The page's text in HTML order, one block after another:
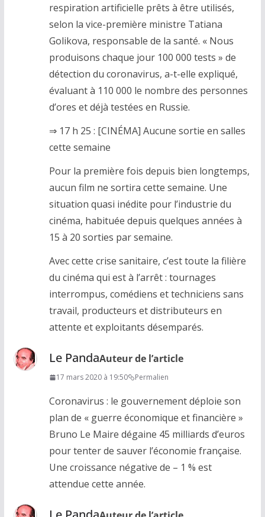
respiration artificielle prêts à être utilisés,
selon la vice-première ministre Tatiana
Golikova, responsable de la santé. « Nous
produisons chaque jour 100 000 tests » de
détection du coronavirus, a-t-elle expliqué,
évaluant à 110 000 le nombre des personnes
d’ores et déjà testées en Russie.
⇒ 17 h 25 : [CINÉMA] Aucune sortie en salles
cette semaine
Pour la première fois depuis bien longtemps,
aucun film ne sortira cette semaine. Une
situation quasi inédite pour l’industrie du
cinéma, habituée depuis quelques années à
15 à 20 sorties par semaine.
Avec cette crise sanitaire, c’est toute la filière
du cinéma qui est à l’arrêt : tournages
interrompus, comédiens et techniciens sans
travail, producteurs et distributeurs en
attente et exploitants désemparés.
Le PandaAuteur de l’article
17 mars 2020 à 19:50 Permalien
Coronavirus : le gouvernement déploie son
plan de « guerre économique et financière »
Bruno Le Maire dégaine 45 milliards d’euros
pour tenter de sauver l’économie française.
Une croissance négative de – 1 % est
attendue cette année.